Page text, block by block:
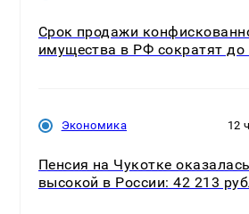
Срок продажи
имущества в РФ сократят до
Экономика 12
Пенсия на Чукотке
высокой в России: 42 213